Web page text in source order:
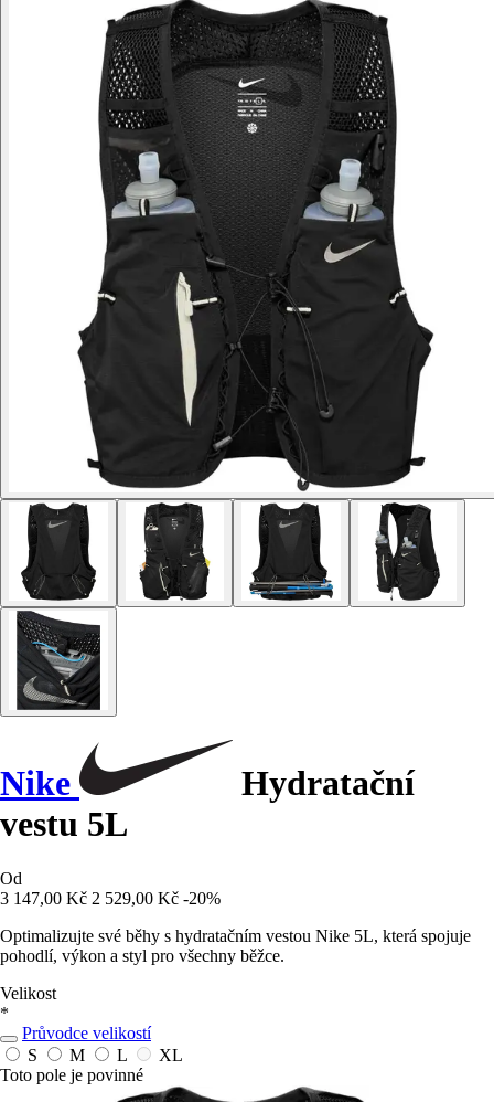
Nike
Hydratační
vestu 5L
Od
3 147,00 Kč 2 529,00 Kč -20%
Optimalizujte své běhy s hydratačním vestou Nike 5L, která spojuje
pohodlí, výkon a styl pro všechny běžce.
Velikost
*
Průvodce velikostí
S
M L
XL
Toto pole je povinné